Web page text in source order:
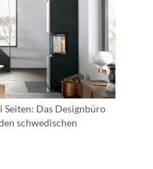
Das Designbüro
schwedischen